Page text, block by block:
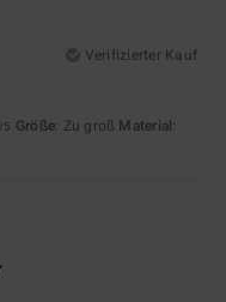
Verifizierter Kauf
/5 Größe: Zu groß Material: